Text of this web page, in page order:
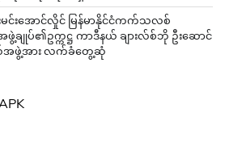
မင်းအောင်လှိုင် မြန်မာနိုင်ငံကက်သလစ်
ဖွဲ့ချုပ်၏ဥက္ကဋ္ဌ ကာဒီနယ် ချားလ်စ်ဘို ဦးဆောင်
အဖွဲ့အား လက်ခံတွေ့ဆုံ